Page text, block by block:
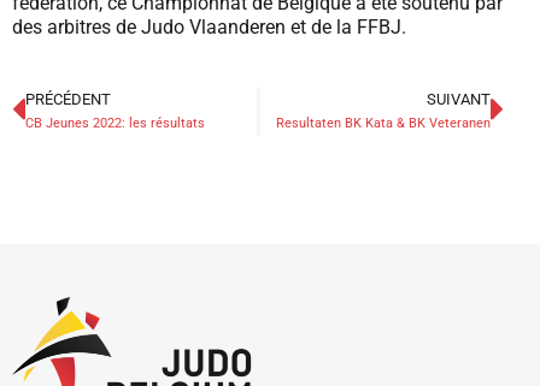
des arbitres de Judo Vlaanderen et de la FFBJ.
PRÉCÉDENT
CB Jeunes 2022: les résultats
SUIVANT
Resultaten BK Kata & BK Veteranen